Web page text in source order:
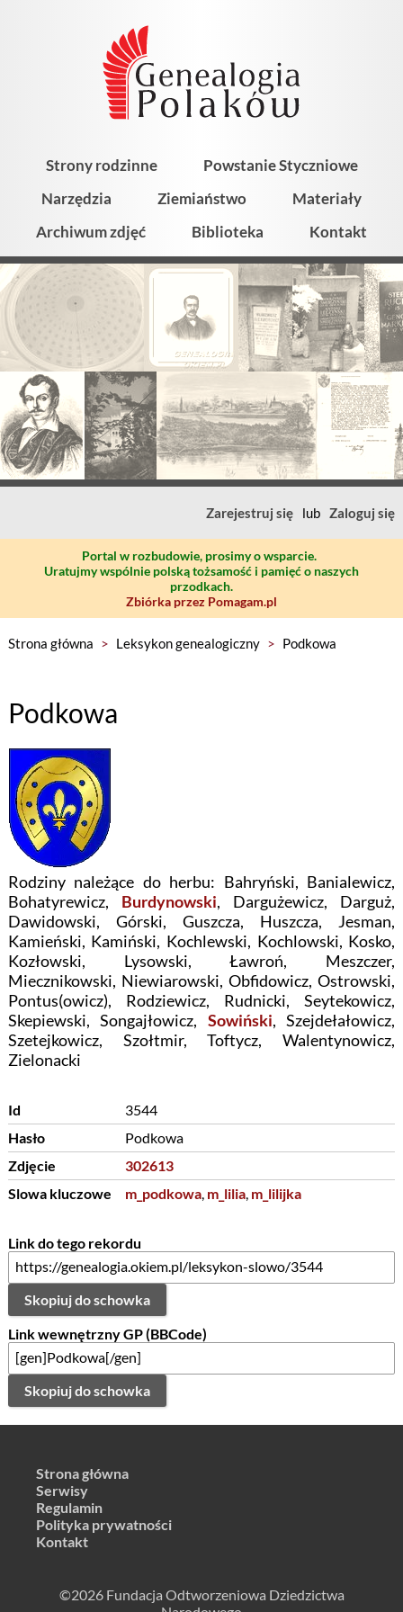
Strony rodzinne
Powstanie Styczniowe
Narzędzia
Ziemiaństwo
Materiały
Archiwum zdjęć
Biblioteka Kontakt
Zarejestruj się lub Zaloguj się
Portal w rozbudowie, prosimy o wsparcie.
Uratujmy wspólnie polską tożsamość i pamięć o naszych
przodkach.
Zbiórka przez Pomagam.pl
Strona główna > Leksykon genealogiczny > Podkowa
Podkowa
Rodziny należące do herbu: Bahryński, Banialewicz,
Bohatyrewicz, Burdynowski, Dargużewicz, Darguż,
Dawidowski, Górski, Guszcza, Huszcza, Jesman,
Kamieński, Kamiński, Kochlewski, Kochlowski, Kosko,
Kozłowski, Lysowski, Ławroń, Meszczer,
Miecznikowski, Niewiarowski, Obfidowicz, Ostrowski,
Pontus(owicz), Rodziewicz, Rudnicki, Seytekowicz,
Skepiewski, Songajłowicz, Sowiński, Szejdełałowicz,
Szetejkowicz, Szołtmir, Toftycz, Walentynowicz,
Zielonacki
Id
3544
Hasło
Podkowa
Zdjęcie
302613
Slowa kluczowe
m_podkowa, m_lilia, m_lilijka
Link do tego rekordu
Skopiuj do schowka
Link wewnętrzny GP (BBCode)
Skopiuj do schowka
Strona główna
Serwisy
Regulamin
Polityka prywatności
Kontakt
©2026 Fundacja Odtworzeniowa Dziedzictwa